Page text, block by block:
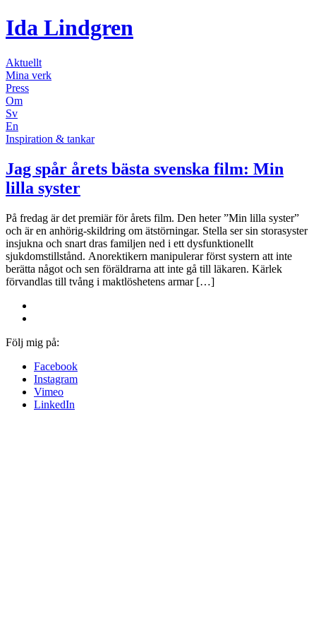
Ida Lindgren
Aktuellt
Mina verk
Press
Om
Sv
En
Inspiration & tankar
Jag spår årets bästa svenska film: Min
lilla syster
På fredag är det premiär för årets film. Den heter ”Min lilla syster”
och är en anhörig-skildring om ätstörningar. Stella ser sin storasyster
insjukna och snart dras familjen ned i ett dysfunktionellt
sjukdomstillstånd. Anorektikern manipulerar först systern att inte
berätta något och sen föräldrarna att inte gå till läkaren. Kärlek
förvandlas till tvång i maktlöshetens armar […]
Följ mig på:
Facebook
Instagram
Vimeo
LinkedIn